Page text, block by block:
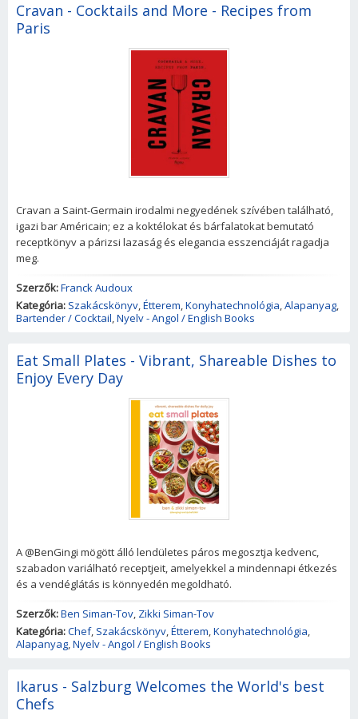
Cravan - Cocktails and More - Recipes from
Paris
Cravan a Saint-Germain irodalmi negyedének szívében található,
igazi bar Américain; ez a koktélokat és bárfalatokat bemutató
receptkönyv a párizsi lazaság és elegancia esszenciáját ragadja
meg.
Szerzők:Franck Audoux
Kategória: Szakácskönyv,Étterem,Konyhatechnológia,Alapanyag,
Bartender / Cocktail,Nyelv - Angol / English Books
Eat Small Plates - Vibrant, Shareable Dishes to
Enjoy Every Day
A @BenGingi mögött álló lendületes páros megosztja kedvenc,
szabadon variálható receptjeit, amelyekkel a mindennapi étkezés
és a vendéglátás is könnyedén megoldható.
Szerzők:Ben Siman-Tov, Zikki Siman-Tov
Kategória:Chef, Szakácskönyv,Étterem,Konyhatechnológia,
Alapanyag,Nyelv - Angol / English Books
Ikarus - Salzburg Welcomes the World's best
Chefs